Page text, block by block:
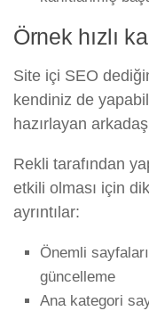
Örnek hızlı
Site içi SEO
kendiniz de
hazırlayan
Rekli tarafından
etkili olması için
ayrıntılar:
Önemli
güncelleme
Ana kategori